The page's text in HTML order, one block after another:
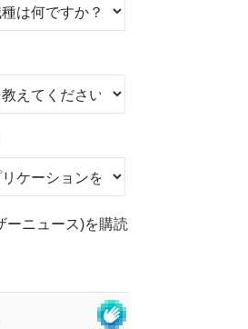
ーニュース)を購読